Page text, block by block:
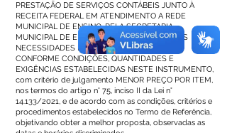
PRESTAÇÃO DE SERVIÇOS CONTÁBEIS JUNTO À
RECEITA FEDERAL EM ATENDIMENTO A REDE
MUNICIPAL DE ENSINO, PELA SECRETARIA
MUNICIPAL DE EDUCAÇÃO, PARA ATENDER AS
NECESSIDADES DESTA MUNICIPALIDADE,
CONFORME CONDIÇÕES, QUANTIDADES E
EXIGÊNCIAS ESTABELECIDAS NESTE INSTRUMENTO,
com critério de julgamento MENOR PREÇO POR ITEM,
nos termos do artigo n° 75, inciso II da Lei n°
14.133/2021, e de acordo com as condições, critérios e
procedimentos estabelecidos no Termo de Referência,
objetivando obter a melhor proposta, observadas as